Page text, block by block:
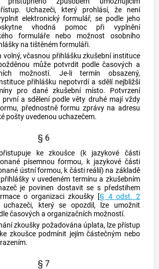
Uchazeči, který prohlásí, že není
elektronický formulář, se podle jeho
vhodná pomoc při vyplnění
formuláře nebo možnost osobního
na tištěném formuláři.
volný, včasnou přihlášku zkušební instituce
může potvrdit podle časových a
možností. Je-li termín obsazený,
přihlášku nepotvrdí a sdělí nejbližší
pro dané zkušební místo. Potvrzení
první a sdělení podle věty druhé mají vždy
přednostně formu zprávy na adresu
pošty uvedenou uchazečem.
§ 6
ke zkoušce (k jazykové části
písemnou formou, k jazykové části
ústní formou, k části reálií) na základě
v uvedeném termínu a zkušebním
je povinen dostavit se s předstihem
o organizaci zkoušky [§ 4 odst. 2
uchazeči, který se opozdil, lze umožnit
časových a organizačních možností.
zkoušky požadována úplata, lze přístup
zkoušce podmínit jejím částečným nebo
§ 7